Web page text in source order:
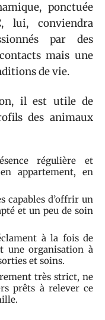
ponctuée
, lui, conviendra
par des
mais une
de vie.
il est utile de
des animaux
régulière et
appartement, en
capables d’offrir un
et un peu de soin
à la fois de
une organisation à
et soins.
très strict, ne
prêts à relever ce